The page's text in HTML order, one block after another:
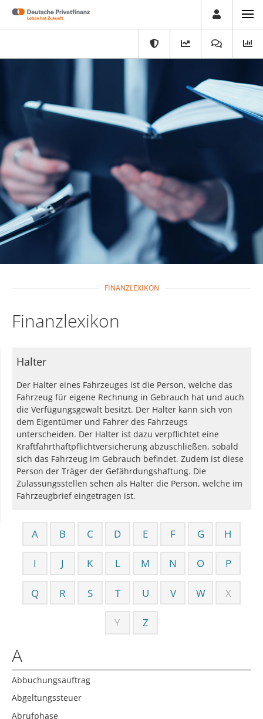
FINANZLEXIKON
Finanzlexikon
A B C D E F G H
I J K L M N O P
Q R S T U V W X
Y Z
A
Abbuchungsauftrag
Abgeltungssteuer
Abrufphase
Halter
Der Halter eines Fahrzeuges ist die Person, welche das
Fahrzeug für eigene Rechnung in Gebrauch hat und auch
die Verfügungsgewalt besitzt. Der Halter kann sich von
dem Eigentümer und Fahrer des Fahrzeugs
unterscheiden. Der Halter ist dazu verpflichtet eine
Kraftfahrthaftpflichtversicherung abzuschließen, sobald
sich das Fahrzeug im Gebrauch befindet. Zudem ist diese
Person der Träger der Gefährdungshaftung. Die
Zulassungsstellen sehen als Halter die Person, welche im
Fahrzeugbrief eingetragen ist.